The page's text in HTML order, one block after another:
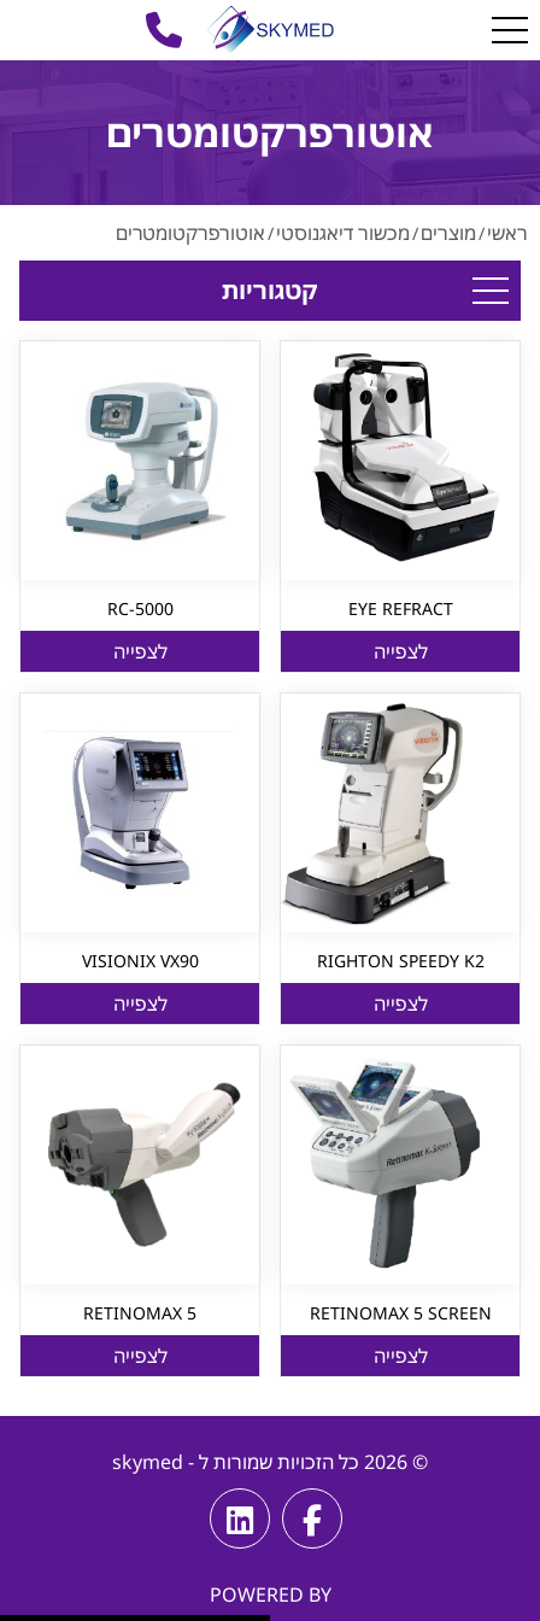
אוטורפרקטומטרים
ראשי/מוצרים/מכשור דיאגנוסטי/אוטורפרקטומטרים
קטגוריות
EYE REFRACT
לצפייה
RC-5000
לצפייה
RIGHTON SPEEDY K2
לצפייה
VISIONIX VX90
לצפייה
RETINOMAX 5 SCREEN
לצפייה
RETINOMAX 5
לצפייה
© 2026 כל הזכויות שמורות ל - skymed
POWERED BY